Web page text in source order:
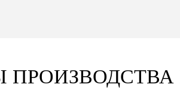
ПРОИЗВОДСТВА